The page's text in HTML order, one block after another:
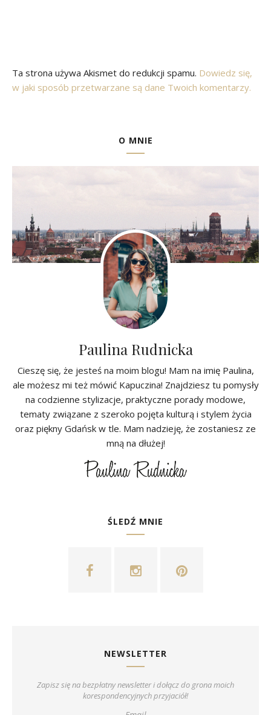
Ta strona używa Akismet do redukcji spamu. Dowiedz się,
w jaki sposób przetwarzane są dane Twoich komentarzy.
O MNIE
Paulina Rudnicka
Cieszę się, że jesteś na moim blogu! Mam na imię Paulina,
ale możesz mi też mówić Kapuczina! Znajdziesz tu pomysły
na codzienne stylizacje, praktyczne porady modowe,
tematy związane z szeroko pojęta kulturą i stylem życia
oraz piękny Gdańsk w tle. Mam nadzieję, że zostaniesz ze
mną na dłużej!
ŚLEDŹ MNIE
NEWSLETTER
Zapisz się na bezpłatny newsletter i dołącz do grona moich
korespondencyjnych przyjaciół!